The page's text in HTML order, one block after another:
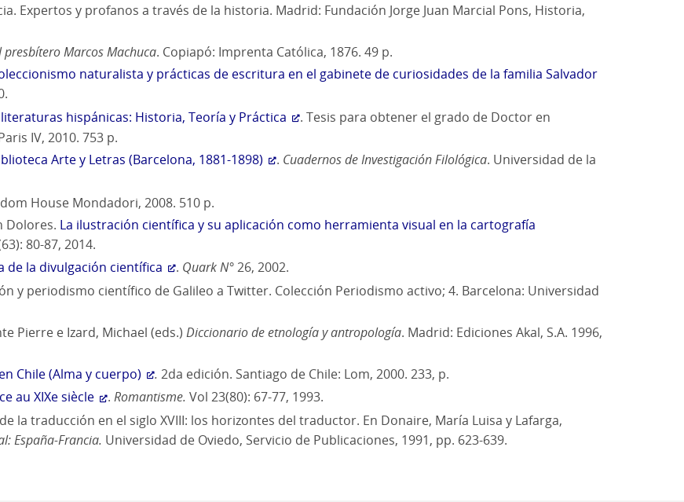
Expertos y profanos a través de la historia. Madrid: Fundación Jorge Juan Marcial Pons, Historia,
Marcos Machuca. Copiapó: Imprenta Católica, 1876. 49 p.
naturalista y prácticas de escritura en el gabinete de curiosidades de la familia Salvador
hispánicas: Historia, Teoría y Práctica
. Tesis para obtener el grado de Doctor en
IV, 2010. 753 p.
Arte y Letras (Barcelona, 1881-1898) . Cuadernos de Investigación Filológica. Universidad de la
House Mondadori, 2008. 510 p.
Dolores. La ilustración científica y su aplicación como herramienta visual en la cartografía
80-87, 2014.
de la divulgación científica . Quark N°26, 2002.
y periodismo científico de Galileo a Twitter. Colección Periodismo activo; 4. Barcelona: Universidad
Pierre e Izard, Michael (eds.) Diccionario de etnología y antropología. Madrid: Ediciones Akal, S.A. 1996,
Chile (Alma y cuerpo) . 2da edición. Santiago de Chile: Lom, 2000. 233, p.
au XIXe siècle .Romantisme. Vol 23(80): 67-77, 1993.
la traducción en el siglo XVIII: los horizontes del traductor. En Donaire, María Luisa y Lafarga,
España-Francia. Universidad de Oviedo, Servicio de Publicaciones, 1991, pp. 623-639.